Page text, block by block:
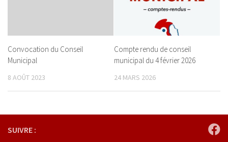
Convocation du Conseil
Municipal
8 AOÛT 2023
Compte rendu de conseil
municipal du 4 février 2026
24 MARS 2026
SUIVRE :